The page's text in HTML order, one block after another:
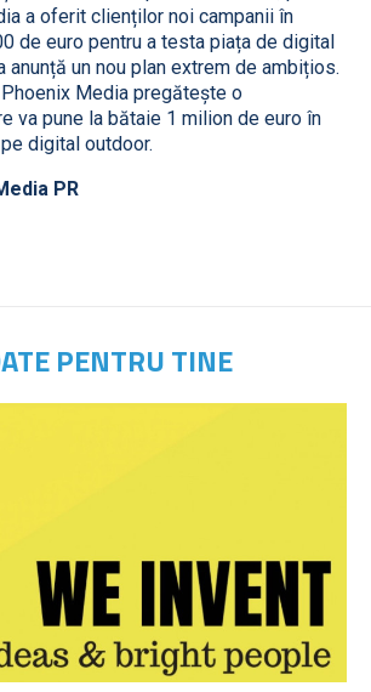
a oferit clienților noi campanii în
de euro pentru a testa piața de digital
anunță un nou plan extrem de ambițios.
Phoenix Media pregătește o
va pune la bătaie 1 milion de euro în
digital outdoor.
PR
PENTRU TINE